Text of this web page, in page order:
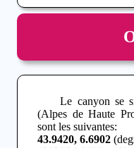
Le canyon se
(Alpes de Haute
sont les suivantes:
43.9420, 6.6902